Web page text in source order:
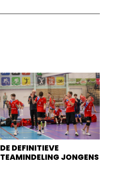
DE DEFINITIEVE
TEAMINDELING JONGENS